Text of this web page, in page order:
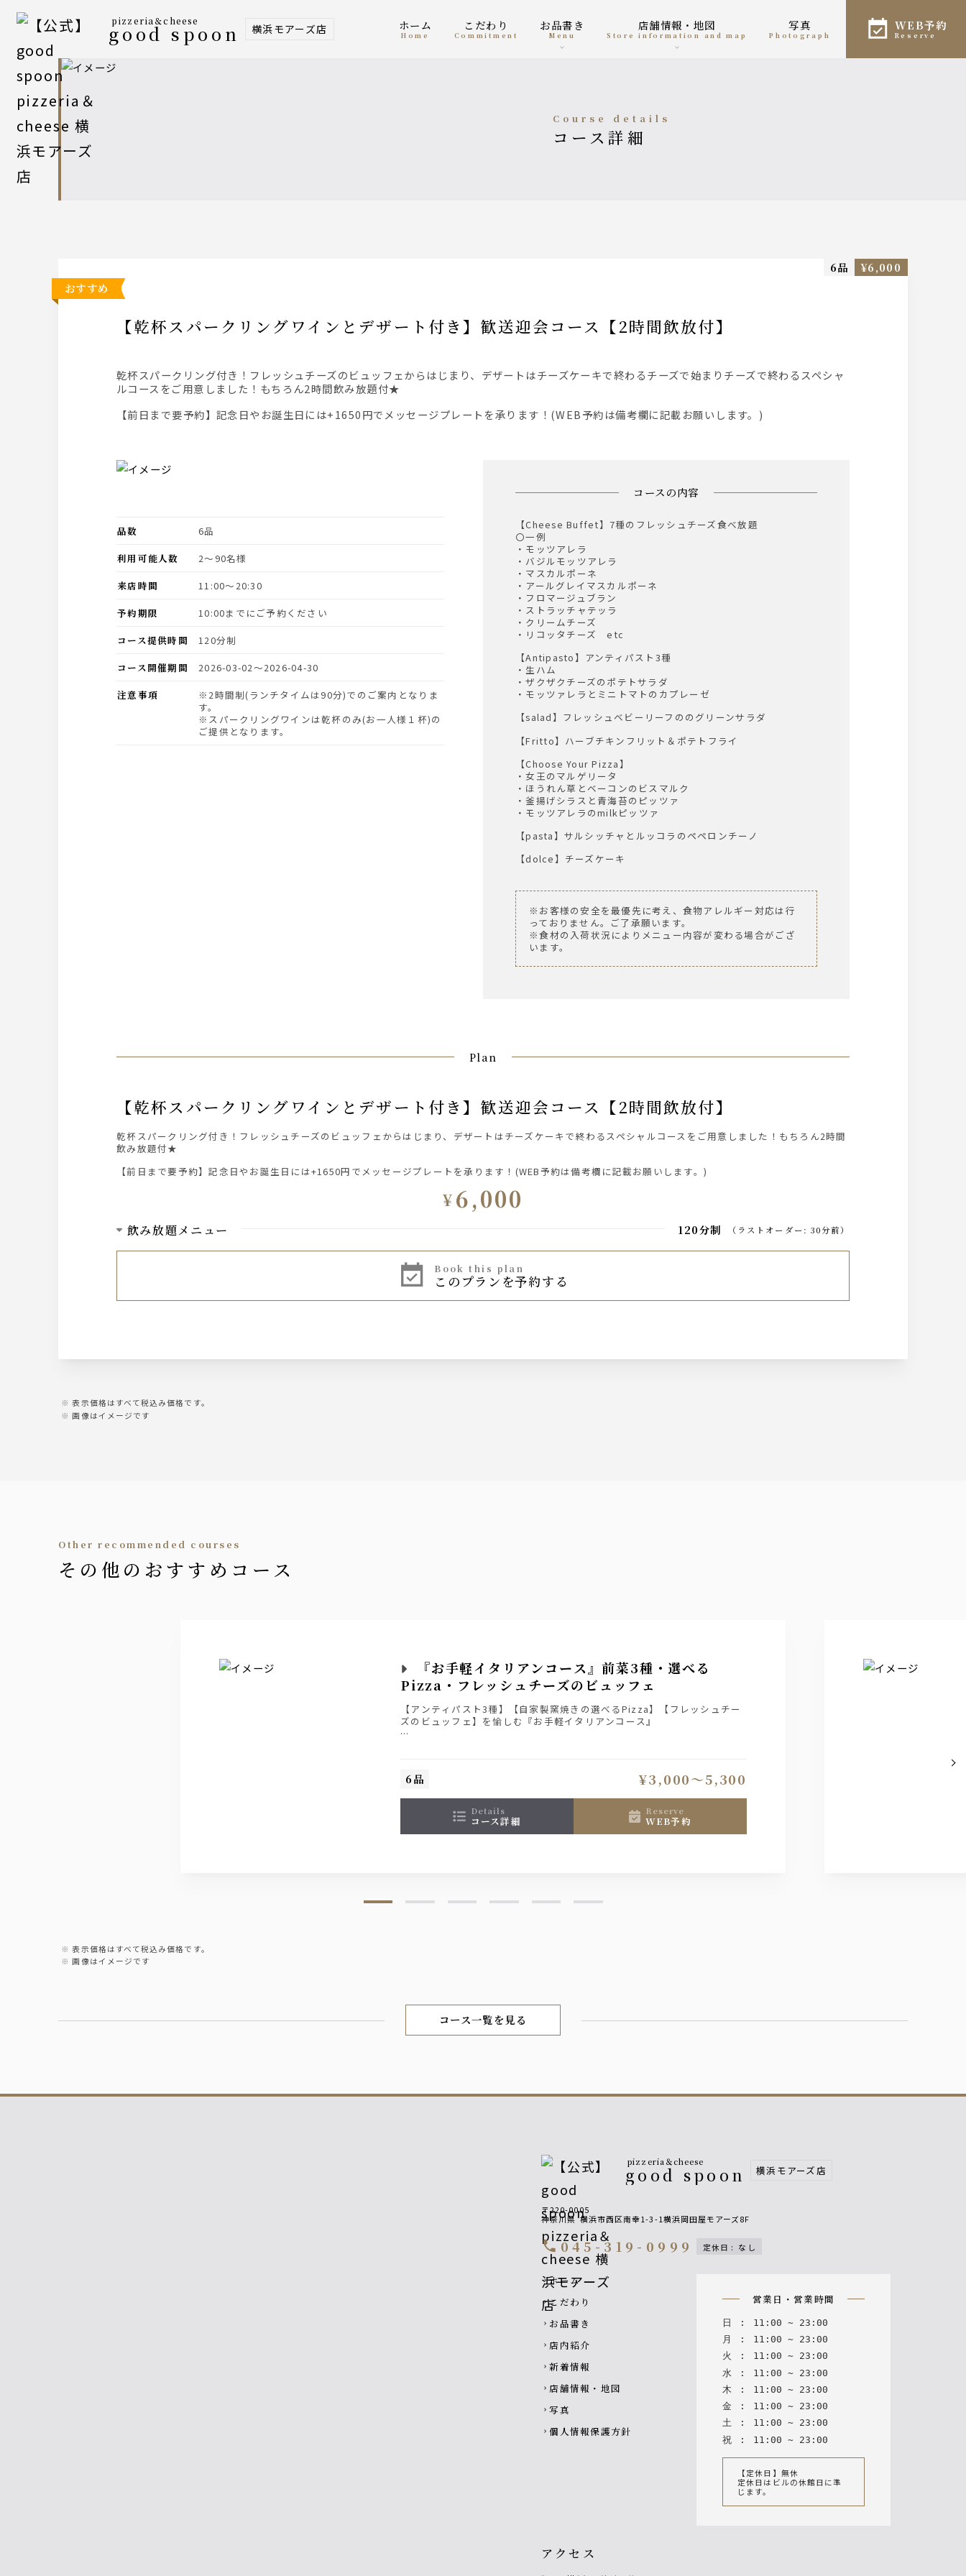
pizzeria＆cheese
good spoon 横浜モアーズ店 ホーム
home
こだわり
Commitment
お品書き
menu
店舗情報・地図
Store information and map
写真
photograph
WEB予約
reserve
course details
コース詳細
おすすめ
【乾杯スパークリングワインとデザート付き】歓送迎会コース【2時間飲放付】
乾杯スパークリング付き！フレッシュチーズのビュッフェからはじまり、デザートはチーズケーキで終わるチーズで始まりチーズで終わるスペシャ
ルコースをご用意しました！もちろん2時間飲み放題付★
【前日まで要予約】記念日やお誕生日には+1650円でメッセージプレートを承ります！(WEB予約は備考欄に記載お願いします。)
6品 ¥6,000
コースの内容
【Cheese Buffet】7種のフレッシュチーズ食べ放題
〇一例
・モッツアレラ
・バジルモッツアレラ
・マスカルポーネ
・アールグレイマスカルポーネ
・フロマージュブラン
・ストラッチャテッラ
・クリームチーズ
・リコッタチーズ etc
【Antipasto】アンティパスト3種
・生ハム
・ザクザクチーズのポテトサラダ
・モッツァレラとミニトマトのカプレーゼ
【salad】フレッシュベビーリーフののグリーンサラダ
【Fritto】ハーブチキンフリット＆ポテトフライ
【Choose Your Pizza】
・女王のマルゲリータ
・ほうれん草とベーコンのビスマルク
・釜揚げシラスと青海苔のピッツァ
・モッツアレラのmilkピッツァ
【pasta】サルシッチャとルッコラのペペロンチーノ
【dolce】チーズケーキ
※お客様の安全を最優先に考え、食物アレルギー対応は行
っておりません。ご了承願います。
※食材の入荷状況によりメニュー内容が変わる場合がござ
います。
品数
6品
利用可能人数
2〜90名様
来店時間
11:00〜20:30
予約期限
10:00までにご予約ください
コース提供時間
120分制
コース開催期間
2026-03-02〜2026-04-30
注意事項
※2時間制(ランチタイムは90分)でのご案内となりま
す。
※スパークリングワインは乾杯のみ(お一人様１杯)の
ご提供となります。
Plan
【乾杯スパークリングワインとデザート付き】歓送迎会コース【2時間飲放付】
乾杯スパークリング付き！フレッシュチーズのビュッフェからはじまり、デザートはチーズケーキで終わるスペシャルコースをご用意しました！もちろん2時間
飲み放題付★
【前日まで要予約】記念日やお誕生日には+1650円でメッセージプレートを承ります！(WEB予約は備考欄に記載お願いします。)
¥6,000
飲み放題メニュー 120分制 （ ラストオーダー: 30分前）
・グレープフルーツサワー
ハイボール
ワイン
ワインカクテル
・キティ
・カリモーチョ
オレンジ・グレープフルーツ・ジンジャーエール・ペプシ・ソーダ・トニック・ウーロン茶
book this plan
このプランを予約する
表示価格はすべて税込み価格です。
画像はイメージです
other recommended courses
その他のおすすめコース
『お手軽イタリアンコース』前菜3種・選べる
Pizza・フレッシュチーズのビュッフェ
【アンティパスト3種】【自家製窯焼きの選べるPizza】【フレッシュチー
ズのビュッフェ】を愉しむ『お手軽イタリアンコース』
6品 ¥3,000〜5,300
details
コース詳細
reserve
WEB予約
表示価格はすべて税込み価格です。
画像はイメージです
コース一覧を見る
pizzeria＆cheese
good spoon 横浜モアーズ店
〒220-0005
神奈川県 横浜市西区南幸1-3-1横浜岡田屋モアーズ8F
call045-319-0999 定休日 : なし
Footer navigation
chevron_right ホーム
chevron_right こだわり
chevron_right お品書き
chevron_right 店内紹介
chevron_right 新着情報
chevron_right 店舗情報・地図
chevron_right 写真
chevron_right 個人情報保護方針
営業日・営業時間
日 : 11 : 00 ~ 23 : 00
月
: 11 : 00 ~ 23 : 00
火
: 11 : 00 ~ 23 : 00
水
: 11 : 00 ~ 23 : 00
木
: 11 : 00 ~ 23 : 00
金
: 11 : 00 ~ 23 : 00
土
: 11 : 00 ~ 23 : 00
祝 : 11 : 00 ~ 23 : 00
【定休日】無休
定休日はビルの休館日に準
じます。
アクセス